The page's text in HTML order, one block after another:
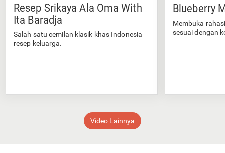
Resep Srikaya Ala Oma With
Ita Baradja
Salah satu cemilan klasik khas Indonesia
resep keluarga.
Blueberry
Membuka
sesuai dengan
Video Lainnya